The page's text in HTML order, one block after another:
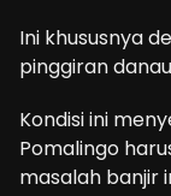
Ini khususnya
pinggiran
Kondisi ini
Pomalingo
masalah banjir